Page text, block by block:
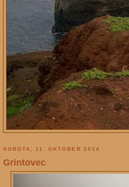
SOBOTA, 11. OKTOBER 2014
Grintovec